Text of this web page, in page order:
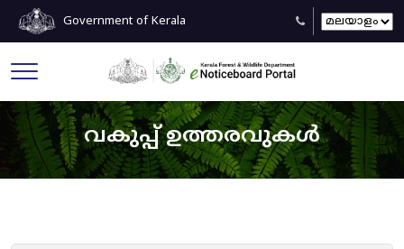
Government of Kerala
വകുപ്പ് ഉത്തരവുകൾ